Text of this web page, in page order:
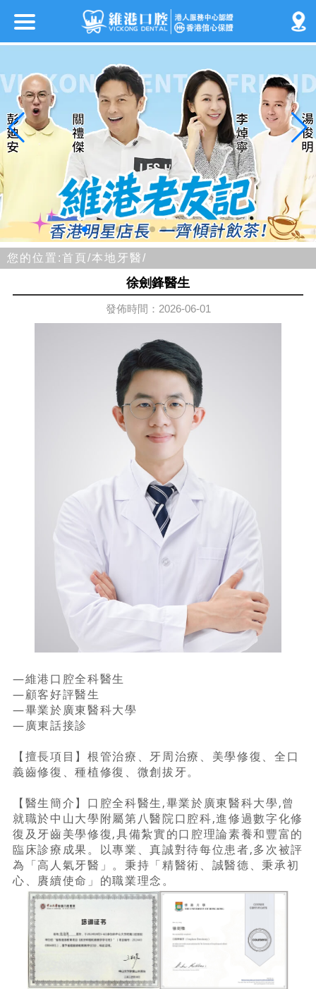
您的位置:首頁/本地牙醫/
徐劍鋒醫生
發佈時間：2026-06-01
—維港口腔全科醫生
—顧客好評醫生
—畢業於廣東醫科大學
—廣東話接診
【擅長項目】根管治療、牙周治療、美學修復、全口
義齒修復、種植修復、微創拔牙。
【醫生簡介】口腔全科醫生,畢業於廣東醫科大學,曾
就職於中山大學附屬第八醫院口腔科,進修過數字化修
復及牙齒美學修復,具備紮實的口腔理論素養和豐富的
臨床診療成果。以專業、真誠對待每位患者,多次被評
為「高人氣牙醫」。秉持「精醫術、誠醫德、秉承初
心、賡續使命」的職業理念。